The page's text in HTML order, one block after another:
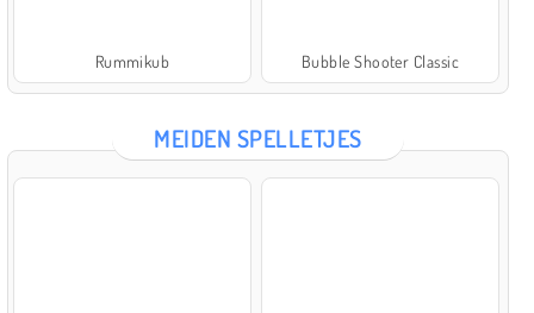
Rummikub Bubble Shooter Classic
MEIDEN SPELLETJES